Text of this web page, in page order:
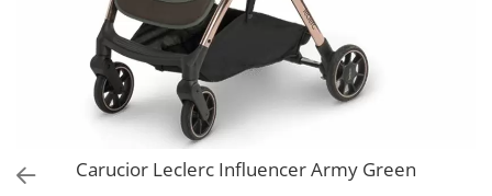
Consultanta Instalare
Jucarii de Sortare
Jucarii de tras
Jucarii din plus
Jucarii muzicale
Jucarii pentru baie
PAPUSI
Carucior Leclerc Influencer Army Green